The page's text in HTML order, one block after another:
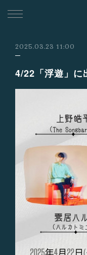
2025.03.23 11:00
4/22「浮遊」に